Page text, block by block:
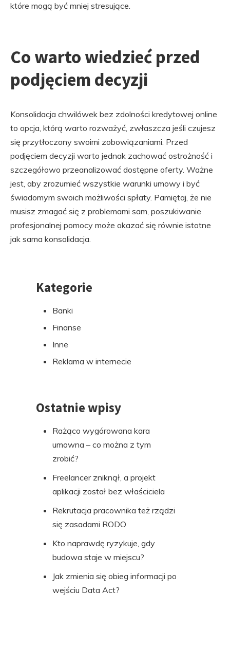
które mogą być mniej stresujące.
Co warto wiedzieć przed
podjęciem decyzji
Konsolidacja chwilówek bez zdolności kredytowej online
to opcja, którą warto rozważyć, zwłaszcza jeśli czujesz
się przytłoczony swoimi zobowiązaniami. Przed
podjęciem decyzji warto jednak zachować ostrożność i
szczegółowo przeanalizować dostępne oferty. Ważne
jest, aby zrozumieć wszystkie warunki umowy i być
świadomym swoich możliwości spłaty. Pamiętaj, że nie
musisz zmagać się z problemami sam, poszukiwanie
profesjonalnej pomocy może okazać się równie istotne
jak sama konsolidacja.
PrzejdźKategorie
Banki
Finanse
Inne
Reklama w internecie
Ostatnie wpisy
Rażąco wygórowana kara
umowna – co można z tym
zrobić?
Freelancer zniknął, a projekt
aplikacji został bez właściciela
Rekrutacja pracownika też rządzi
się zasadami RODO
Kto naprawdę ryzykuje, gdy
budowa staje w miejscu?
Jak zmienia się obieg informacji po
wejściu Data Act?